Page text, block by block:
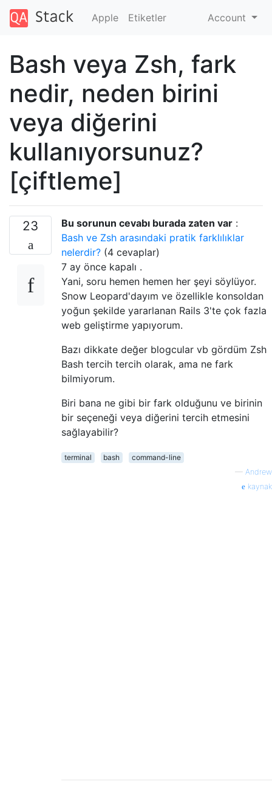
Apple Etiketler Account
Bash veya Zsh, fark
nedir, neden birini
veya diğerini
kullanıyorsunuz?
[çiftleme]
23 Bu sorunun cevabı burada zaten var :
Bash ve Zsh arasındaki pratik farklılıklar
nelerdir? (4 cevaplar)
7 ay önce kapalı .
Yani, soru hemen hemen her şeyi söylüyor.
Snow Leopard'dayım ve özellikle konsoldan
yoğun şekilde yararlanan Rails 3'te çok fazla
web geliştirme yapıyorum.
Bazı dikkate değer blogcular vb gördüm Zsh
Bash tercih tercih olarak, ama ne fark
bilmiyorum.
Biri bana ne gibi bir fark olduğunu ve birinin
bir seçeneği veya diğerini tercih etmesini
sağlayabilir?
terminal bash
command-line
— Andrew
kaynak